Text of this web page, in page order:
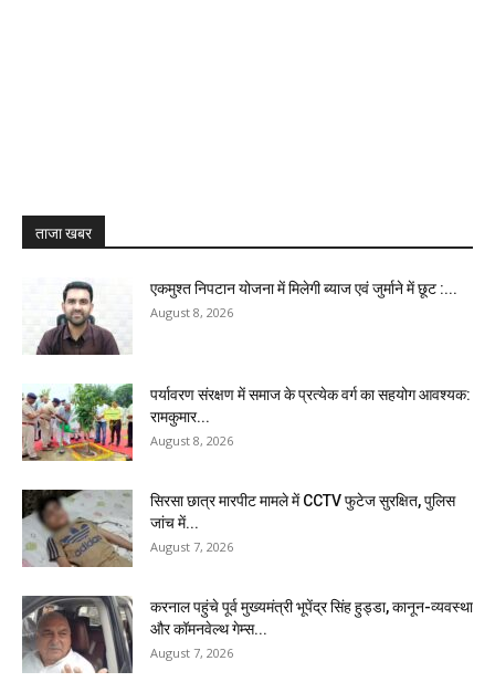
ताजा खबर
एकमुश्त निपटान योजना में मिलेगी ब्याज एवं जुर्माने में छूट :...
August 8, 2026
पर्यावरण संरक्षण में समाज के प्रत्येक वर्ग का सहयोग आवश्यक:
रामकुमार...
August 8, 2026
सिरसा छात्र मारपीट मामले में CCTV फुटेज सुरक्षित, पुलिस
जांच में...
August 7, 2026
करनाल पहुंचे पूर्व मुख्यमंत्री भूपेंद्र सिंह हुड्डा, कानून-व्यवस्था
और कॉमनवेल्थ गेम्स...
August 7, 2026